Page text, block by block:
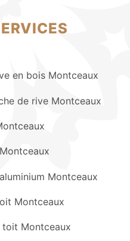
en bois Montceaux
de rive Montceaux
Montceaux
Montceaux
toit Montceaux